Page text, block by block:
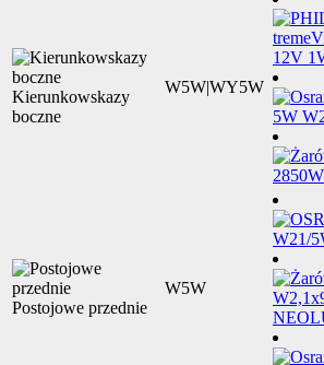
Kierunkowskazy
boczne
W5W|WY5W
Postojowe przednie
W5W